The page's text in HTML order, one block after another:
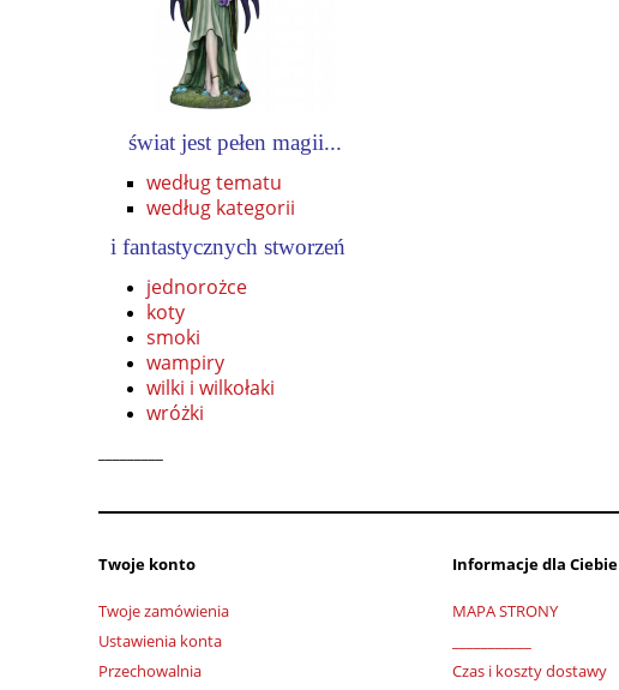
świat jest pełen magii...
według tematu
według kategorii
i fantastycznych stworzeń
jednorożce
koty
smoki
wampiry
wilki i wilkołaki
wróżki
Twoje konto
Twoje zamówienia
Ustawienia konta
Przechowalnia
Informacje dla Ciebie
MAPA STRONY
Czas i koszty dostawy